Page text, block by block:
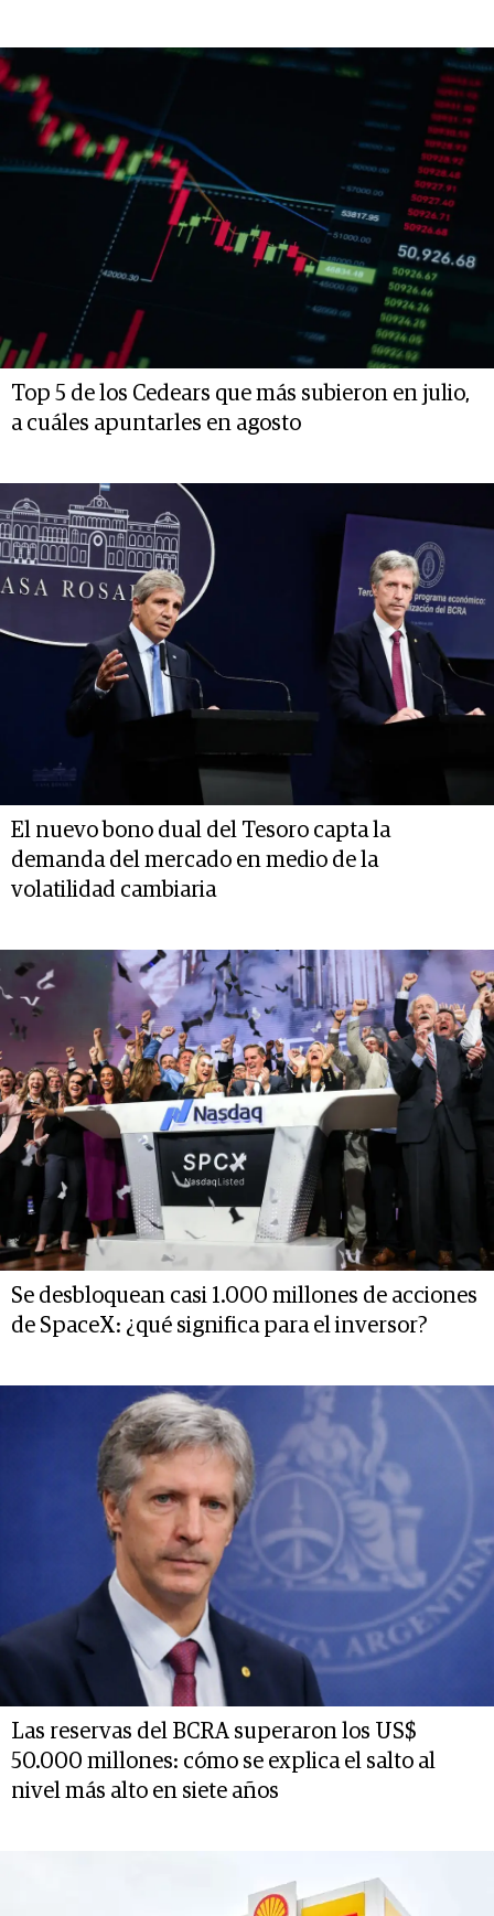
Top 5 de los Cedears que más subieron en julio,
a cuáles apuntarles en agosto
El nuevo bono dual del Tesoro capta la
demanda del mercado en medio de la
volatilidad cambiaria
Se desbloquean casi 1.000 millones de acciones
de SpaceX: ¿qué significa para el inversor?
Las reservas del BCRA superaron los US$
50.000 millones: cómo se explica el salto al
nivel más alto en siete años